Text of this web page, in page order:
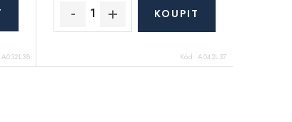
A032L38 Kód:A042L37